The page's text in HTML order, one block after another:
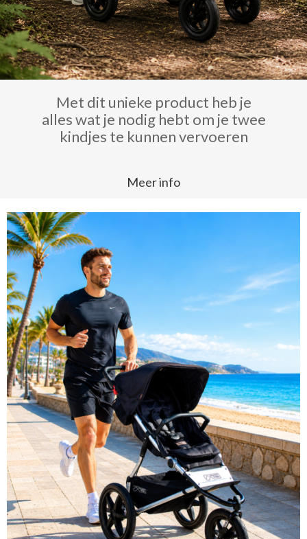
Met dit unieke product heb je
alles wat je nodig hebt om je twee
kindjes te kunnen vervoeren
Meer info